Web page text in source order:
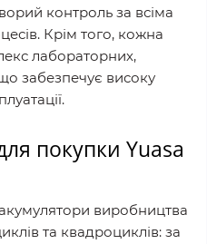
контроль за всіма
Крім того, кожна
лабораторних,
забезпечує високу
покупки Yuasa
виробництва
та квадроциклів: за